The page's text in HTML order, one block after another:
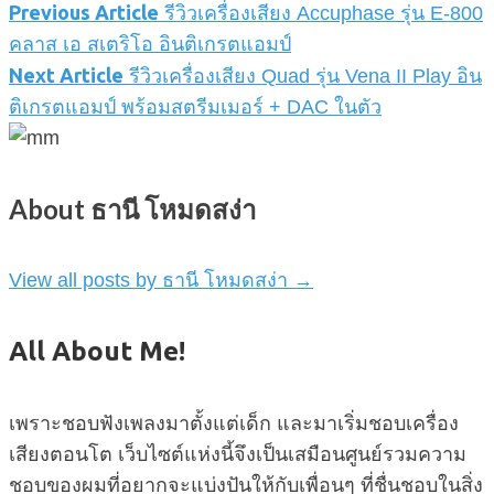
Previous Article รีวิวเครื่องเสียง Accuphase รุ่น E-800
คลาส เอ สเตริโอ อินติเกรตแอมป์
Next Article รีวิวเครื่องเสียง Quad รุ่น Vena II Play อิน
ติเกรตแอมป์ พร้อมสตรีมเมอร์ + DAC ในตัว
About ธานี โหมดสง่า
View all posts by ธานี โหมดสง่า →
All About Me!
เพราะชอบฟังเพลงมาตั้งแต่เด็ก และมาเริ่มชอบเครื่อง
เสียงตอนโต เว็บไซต์แห่งนี้จึงเป็นเสมือนศูนย์รวมความ
ชอบของผมที่อยากจะแบ่งปันให้กับเพื่อนๆ ที่ชื่นชอบในสิ่ง